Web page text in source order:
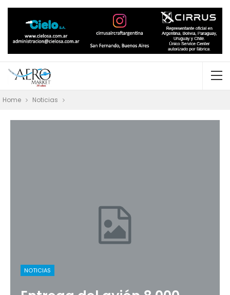
Home Noticias
NOTICIAS